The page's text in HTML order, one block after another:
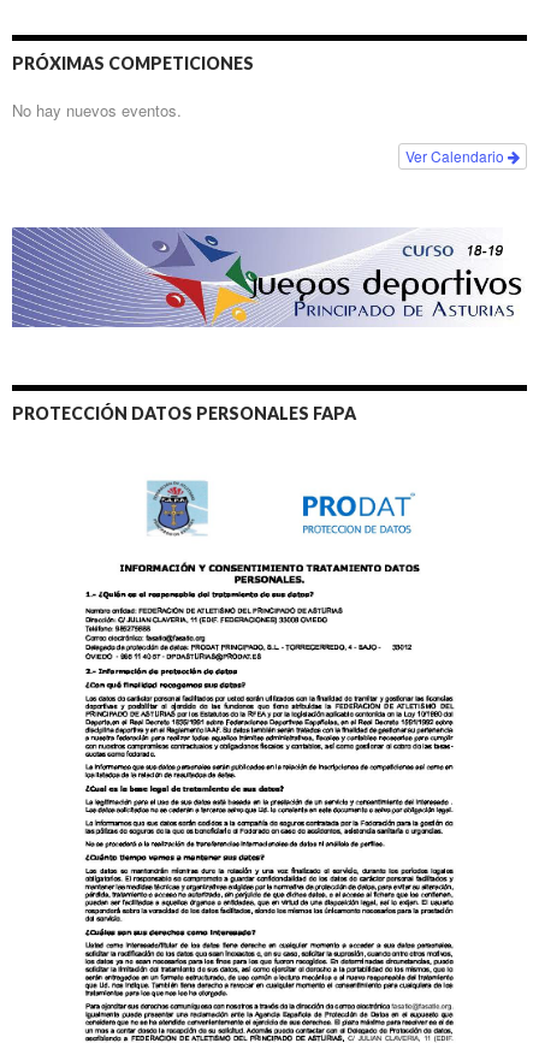
PRÓXIMAS COMPETICIONES
No hay nuevos eventos.
Ver Calendario
PROTECCIÓN DATOS PERSONALES FAPA